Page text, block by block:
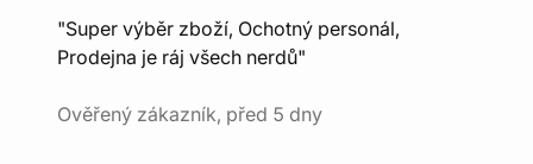
"Super výběr zboží, Ochotný personál,
Prodejna je ráj všech nerdů"
Ověřený zákazník, před 5 dny